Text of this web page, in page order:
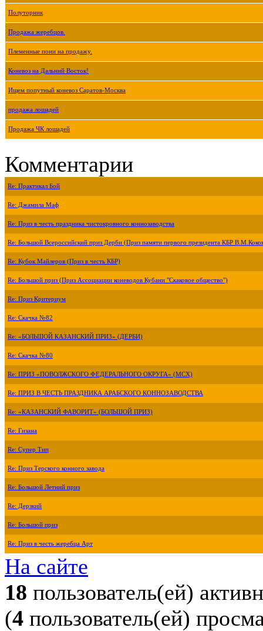
Полуторник
Продажа жеребцов.
Племенные пони на продажу.
Коневоз на Дальний Восток!
Ищем попутный коневоз Саратов-Москва
продажа лошадей
Продажа ЧК лошадей
Комментарии
Re: Практикал Бой
Re: Джамила Маф
Re: Приз в честь праздника чистокровного коннозаводства
Re: Большой Всероссийский приз Дерби (Приз памяти первого президента КБР
Re: Кубок Майлеров (Приз в честь КБР)
Re: Большой приз (Приз Ассоциации коневодов Кубани "Скаковое общество")
Re: Приз Критериум
Re: Скачка №82
Re: «БОЛЬШОЙ КАЗАНСКИЙ ПРИЗ» (ДЕРБИ)
Re: Скачка №80
Re: ПРИЗ «ПОВОЛЖСКОГО ФЕДЕРАЛЬНОГО ОКРУГА» (МСХ)
Re: ПРИЗ В ЧЕСТЬ ПРАЗДНИКА АРАБСКОГО КОННОЗАВОДСТВА
Re: «КАЗАНСКИЙ ФАВОРИТ» (БОЛЬШОЙ ПРИЗ)
Re: Гизана
Re: Супер Тип
Re: Приз Терского конного завода
Re: Большой Летний приз
Re: Дерзкий
Re: Большой приз
Re: Приз в честь жеребца Арт
На сайте
18 пользователь(ей)
(4 пользователь(ей)